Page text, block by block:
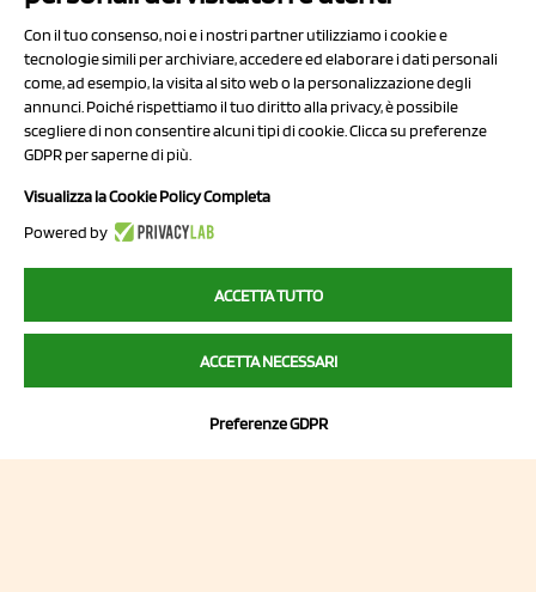
Italy
P.I/C.F. 01041460369
REA: MO 208553
Capitale sociale Euro 50.000,00 i.v.
Privacy Policy
Cookie Policy
Chi Siamo
Con il tuo consenso, noi e i nostri partner utilizziamo i cookie e
tecnologie simili per archiviare, accedere ed elaborare i dati personali
come, ad esempio, la visita al sito web o la personalizzazione degli
annunci. Poiché rispettiamo il tuo diritto alla privacy, è possibile
scegliere di non consentire alcuni tipi di cookie. Clicca su preferenze
GDPR per saperne di più.
Visualizza la Cookie Policy Completa
Powered by
ACCETTA TUTTO
ACCETTA NECESSARI
Preferenze GDPR